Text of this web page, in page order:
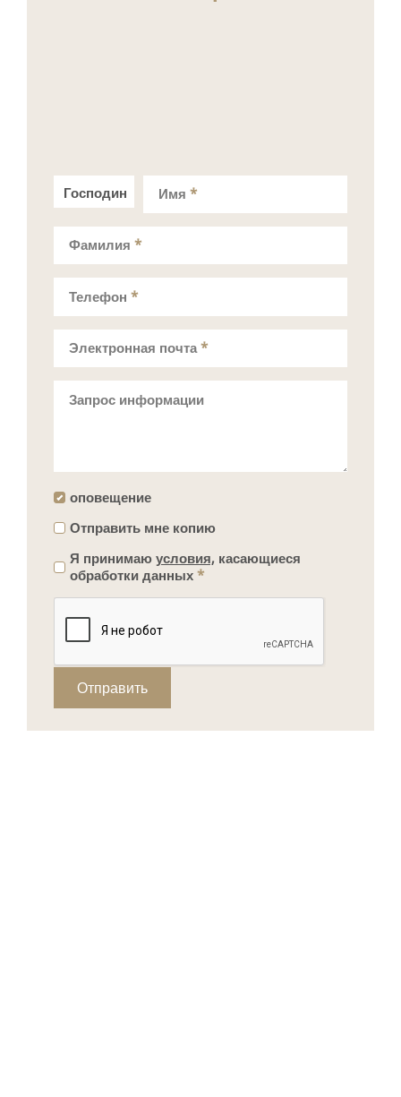
Господин Госпожа
Имя *
Телефон *
Запрос информации
Фамилия *
Электронная почта*
оповещение
Отправить мне копию
Я принимаю условия, касающиеся
обработки данных *
Отправить